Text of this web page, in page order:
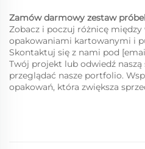
Zamów darmowy zestaw
Zobacz i poczuj różnicę
opakowaniami kartowanymi i
Skontaktuj się z nami pod
Twój projekt lub odwiedź
przeglądać nasze portfolio.
opakowań, która zwiększa